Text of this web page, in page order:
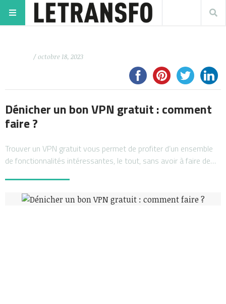
/ octobre 18, 2023
Dénicher un bon VPN gratuit : comment
faire ?
Trouver un VPN gratuit vous permet de profiter d’un ensemble
de fonctionnalités intéressantes, le tout, sans avoir à faire de…